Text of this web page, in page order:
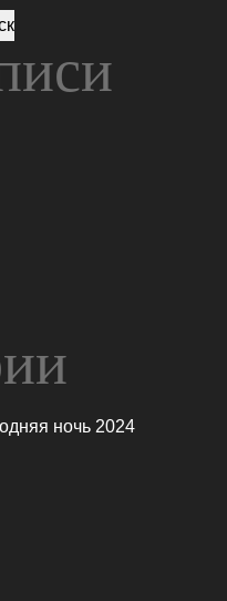
ночь 2024